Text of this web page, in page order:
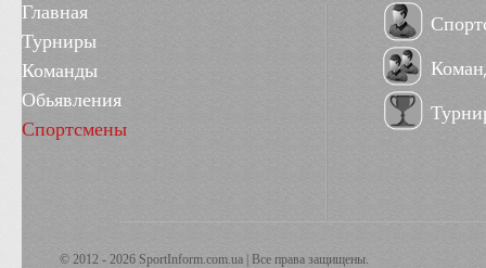
Главная
Турниры
Команды
Обьявления
Спортсмены
© 2012 - 2026 SportInform.com.ua | Все права защищены.